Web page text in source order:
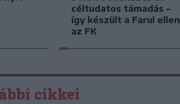
céltudatos támadás –
így készült a Farul ellen
az FK
cikkei